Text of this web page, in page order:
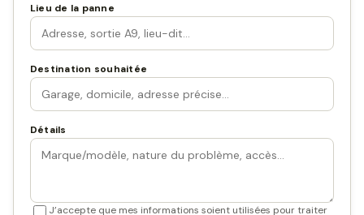
Lieu de la panne
Destination souhaitée
Détails
J’accepte que mes informations soient utilisées pour traiter